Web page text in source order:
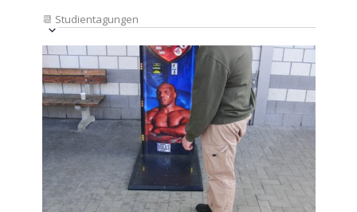
📆 Studientagungen
Ansichten-
Navigation
Veranstaltung
Ansichten-
Navigation
Datum
auswählen.
List
of
Veranstaltungen
in
Photo
View